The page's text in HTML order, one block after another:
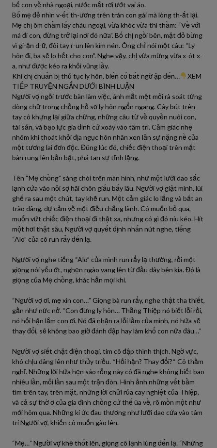
bế con về nhà ngoại, nước mắt rơi ướt vai áo.
Bố mẹ đẻ nhìn v-ết th-ương trên trán con gái mà lòng th-ắt lại.
Mẹ chị ôm chầm lấy cháu ngoại, vừa khóc vừa thì thầm: “Về với
má đi con, đừng trở lại nơi đó nữa”. Bố chị ngồi bên, mặt đỏ bừng
vì gi-ận d-ữ, đôi tay r-un lên kìm nén. Ông chỉ nói một câu: “Ly
hôn đi, ba sẽ lo hết cho con”. Nghe vậy, chị vừa mừng vừa x-ót x-
a, như được kéo ra khỏi vũng lầy.
Khi chị chuẩn bị thủ tục ly hôn, biến cố bất ngờ ập đến…
XEM
TIẾP TRUYỆN NGẮN DƯỚI BÌNH LUẬN
Người vợ ngồi trước bàn làm việc, ánh mắt mệt mỏi rà soát từng
dòng chữ trong chồng hồ sơ ly hôn ngổn ngang. Cây bút trên
tay cô khựng lại giữa chừng, những câu từ về quyền nuôi con,
tài sản, và bạo lực gia đình cứ xoáy vào tâm trí. Cảm giác nhẹ
nhõm khi thoát khỏi địa ngục hôn nhân xen lẫn sự nặng nề của
một tương lai đơn độc. Đúng lúc đó, chiếc điện thoại trên mặt
bàn rung lên bần bật, phá tan sự tĩnh lặng.
Tên “Mẹ chồng” sáng chói trên màn hình, như một lưỡi dao sắc
lạnh cứa vào nỗi sợ hãi chôn giấu bấy lâu. Người vợ giật mình, lùi
ghế ra sau một chút, tay khẽ run. Một cảm giác lo lắng và bất an
trào dâng, dự cảm về một điều chẳng lành. Cô muốn bỏ qua,
muốn vứt chiếc điện thoại đi thật xa, nhưng có gì đó níu kéo. Hít
một hơi thật sâu, Người vợ quyết định nhấn nút nghe, tiếng
“Alo” của cô run rẩy đến lạ.
Người vợ nghe tiếng “Alo” của mình run rẩy lạ thường, rồi một
giọng nói yếu ớt, nghẹn ngào vang lên từ đầu dây bên kia. Đó là
giọng của Mẹ chồng, khác hẳn mọi khi.
“Người vợ ơi, mẹ xin con…” Giọng bà run rẩy, nghe thật tha thiết,
gần như nức nở. “Con đừng ly hôn… Thằng Thiệp nó biết lỗi rồi,
nó hối hận lắm con ơi. Nó đã nhận ra lỗi lầm của mình, nó hứa sẽ
thay đổi, sẽ không bao giờ đánh đập hay làm khổ con nữa đâu…”
Người vợ siết chặt điện thoại, tim cô đập thình thịch. Ngờ vực,
khó chịu dâng lên như thủy triều. *Hối hận? Thay đổi?* Cô thầm
nghĩ. Những lời hứa hẹn sáo rỗng này cô đã nghe không biết bao
nhiêu lần, mỗi lần sau một trận đòn. Hình ảnh những vết bầm
tím trên tay, trên mặt, những lời chửi rủa cay nghiệt của Thiệp,
và cả sự thờ ơ của gia đình chồng cứ thế ùa về, rõ mồn một như
mới hôm qua. Những kí ức đau thương như lưỡi dao cứa vào tâm
trí Người vợ, khiến cô muốn gào lên.
“Mẹ…” Người vợ khẽ thốt lên, giọng cô lạnh lùng đến lạ. “Những